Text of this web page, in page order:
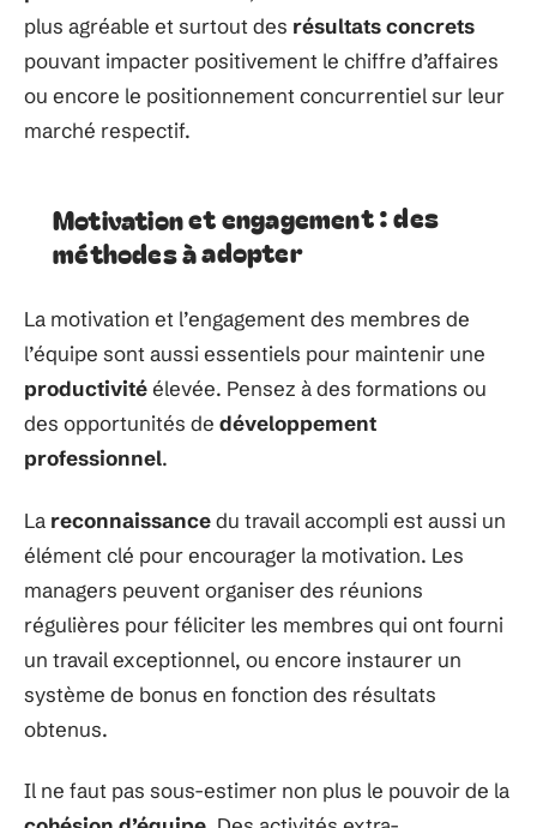
plus agréable et surtout des résultats concrets
pouvant impacter positivement le chiffre d’affaires
ou encore le positionnement concurrentiel sur leur
marché respectif.
Motivation et engagement : des
méthodes à adopter
La motivation et l’engagement des membres de
l’équipe sont aussi essentiels pour maintenir une
productivitéélevée. Pensez à des formations ou
des opportunités de développement
professionnel.
La reconnaissancedu travail accompli est aussi un
élément clé pour encourager la motivation. Les
managers peuvent organiser des réunions
régulières pour féliciter les membres qui ont fourni
un travail exceptionnel, ou encore instaurer un
système de bonus en fonction des résultats
obtenus.
Il ne faut pas sous-estimer non plus le pouvoir de la